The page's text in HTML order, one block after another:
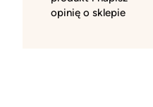
opinię o sklepie